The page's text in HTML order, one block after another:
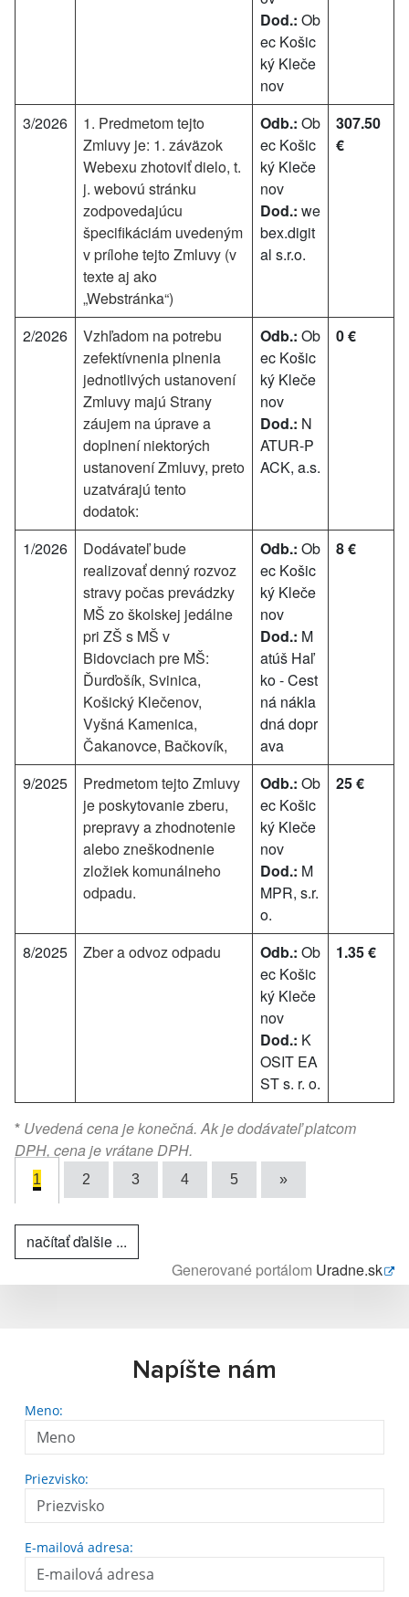
Dod.: Ob
ec Košic
ký Kleče
nov
3/2026
1. Predmetom tejto
Zmluvy je: 1. záväzok
Webexu zhotoviť dielo, t.
j. webovú stránku
zodpovedajúcu
špecifikáciám uvedeným
v prílohe tejto Zmluvy (v
texte aj ako
„Webstránka“)
Odb.: Ob
ec Košic
ký Kleče
nov
Dod.: we
bex.digit
al s.r.o.
307.50
€
2/2026
Vzhľadom na potrebu
zefektívnenia plnenia
jednotlivých ustanovení
Zmluvy majú Strany
záujem na úprave a
doplnení niektorých
ustanovení Zmluvy, preto
uzatvárajú tento
dodatok:
Odb.: Ob
ec Košic
ký Kleče
nov
Dod.: N
ATUR-P
ACK, a.s.
0 €
1/2026
Dodávateľ bude
realizovať denný rozvoz
stravy počas prevádzky
MŠ zo školskej jedálne
pri ZŠ s MŠ v
Bidovciach pre MŠ:
Ďurďošík, Svinica,
Košický Klečenov,
Vyšná Kamenica,
Čakanovce, Bačkovík,
Odb.: Ob
ec Košic
ký Kleče
nov
Dod.: M
atúš Haľ
ko - Cest
ná nákla
dná dopr
ava
8 €
9/2025
Predmetom tejto Zmluvy
je poskytovanie zberu,
prepravy a zhodnotenie
alebo zneškodnenie
zložiek komunálneho
odpadu.
Odb.: Ob
ec Košic
ký Kleče
nov
Dod.: M
MPR, s.r.
o.
25 €
8/2025 Zber a odvoz odpadu Odb.: Ob
ec Košic
ký Kleče
nov
Dod.: K
OSIT EA
ST s. r. o.
1.35 €
* Uvedená cena je konečná. Ak je dodávateľ platcom
DPH, cena je vrátane DPH.
1 2 3 4 5 »
načítať ďalšie ...
Generované portálom Uradne.sk
Napíšte nám
Meno:
Priezvisko:
E-mailová adresa: